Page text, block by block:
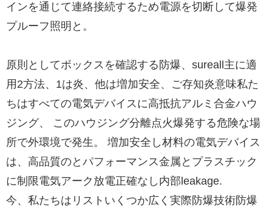
インを通じて連絡接続するため電源を切断して爆発
プルーフ照明と。
原則としてボックスを確認する防爆、sureall主に適
用2方法、1は炎、他は増加安全、ご存知炎意味私た
ちはすべての電気デバイスに高抵抗アルミ合金ハウ
ジング、 このハウジング分離点火爆発する危険な場
所で外環境で発生。 増加安全し材料の電気デバイス
は、高品質のとパフォーマンス金属とプラスチック
に制限電気アーク放電正確なし内部leakage.
今、私たちはリストいくつか広く実際防爆技術防爆